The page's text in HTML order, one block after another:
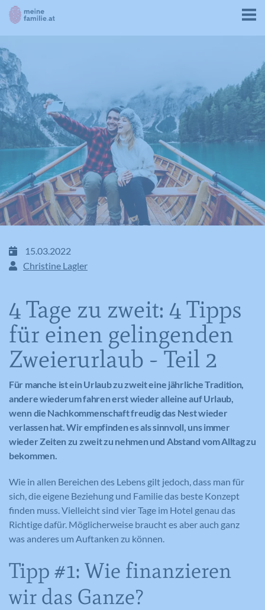
15.03.2022
Christine Lagler
4 Tage zu zweit: 4 Tipps
für einen gelingenden
Zweierurlaub - Teil 2
Für manche ist ein Urlaub zu zweit eine jährliche Tradition,
andere wiederum fahren erst wieder alleine auf Urlaub,
wenn die Nachkommenschaft freudig das Nest wieder
verlassen hat. Wir empfinden es als sinnvoll, uns immer
wieder Zeiten zu zweit zu nehmen und Abstand vom Alltag zu
bekommen.
Wie in allen Bereichen des Lebens gilt jedoch, dass man für
sich, die eigene Beziehung und Familie das beste Konzept
finden muss. Vielleicht sind vier Tage im Hotel genau das
Richtige dafür. Möglicherweise braucht es aber auch ganz
was anderes um Auftanken zu können.
Tipp #1: Wie finanzieren
wir das Ganze?